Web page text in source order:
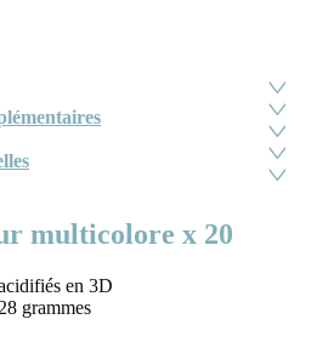
multicolore x 20
en 3D
grammes